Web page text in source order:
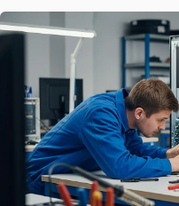
Gümüşpınar Hi-
Hi-Level marka
Hi-Level Servis
Hürriyet Hi-Level
Hürriyet mahallesi
Hi-Level Servis